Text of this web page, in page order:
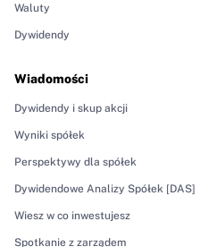
Waluty
Dywidendy
Wiadomości
Dywidendy i skup akcji
Wyniki spółek
Perspektywy dla spółek
Dywidendowe Analizy Spółek [DAS]
Wiesz w co inwestujesz
Spotkanie z zarządem